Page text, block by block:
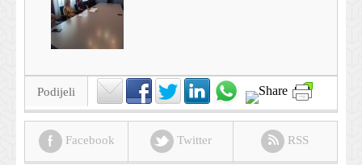
Podijeli
Facebook Twitter RSS